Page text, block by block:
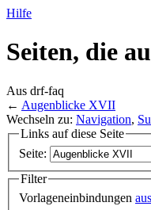
Hilfe
Seiten, die
Aus drf-faq
← Augenblicke XVII
Wechseln zu: Navigation,
Links auf diese Seite
Seite:
Filter
Vorlageneinbindungen